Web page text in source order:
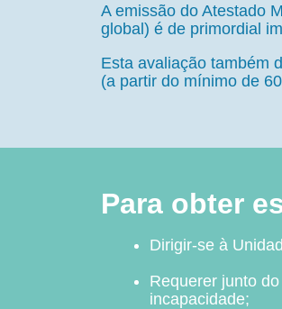
A emissão do Atestado
global) é de primordial
Esta avaliação também
(a partir do mínimo de
Para obter
Dirigir-se à
Requerer junto
incapacidade;